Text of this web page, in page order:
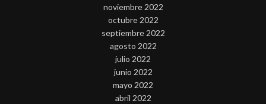
noviembre 2022
octubre 2022
septiembre 2022
agosto 2022
julio 2022
junio 2022
mayo 2022
abril 2022